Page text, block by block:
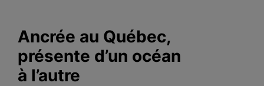
Ancrée au Québec,
présente d’un océan
à l’autre